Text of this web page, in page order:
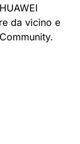
da vicino e